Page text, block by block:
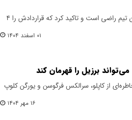
سرمربی ایتالیایی تیم ملی فوتبال برزیل از وضعیت خود در این تیم راضی است و تاکید کرد که قراردادش را ۴
۰۱ اسفند ۱۴۰۴
برزیل را قهرمان کند
خاطره‌ای از کاپلو، سرالکس فرگوسن و یورگن کلوپ
۱۶ مهر ۱۴۰۴